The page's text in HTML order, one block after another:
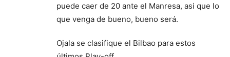
puede caer de 20 ante el Manresa, asi que lo
que venga de bueno, bueno será.
Ojala se clasifique el Bilbao para estos